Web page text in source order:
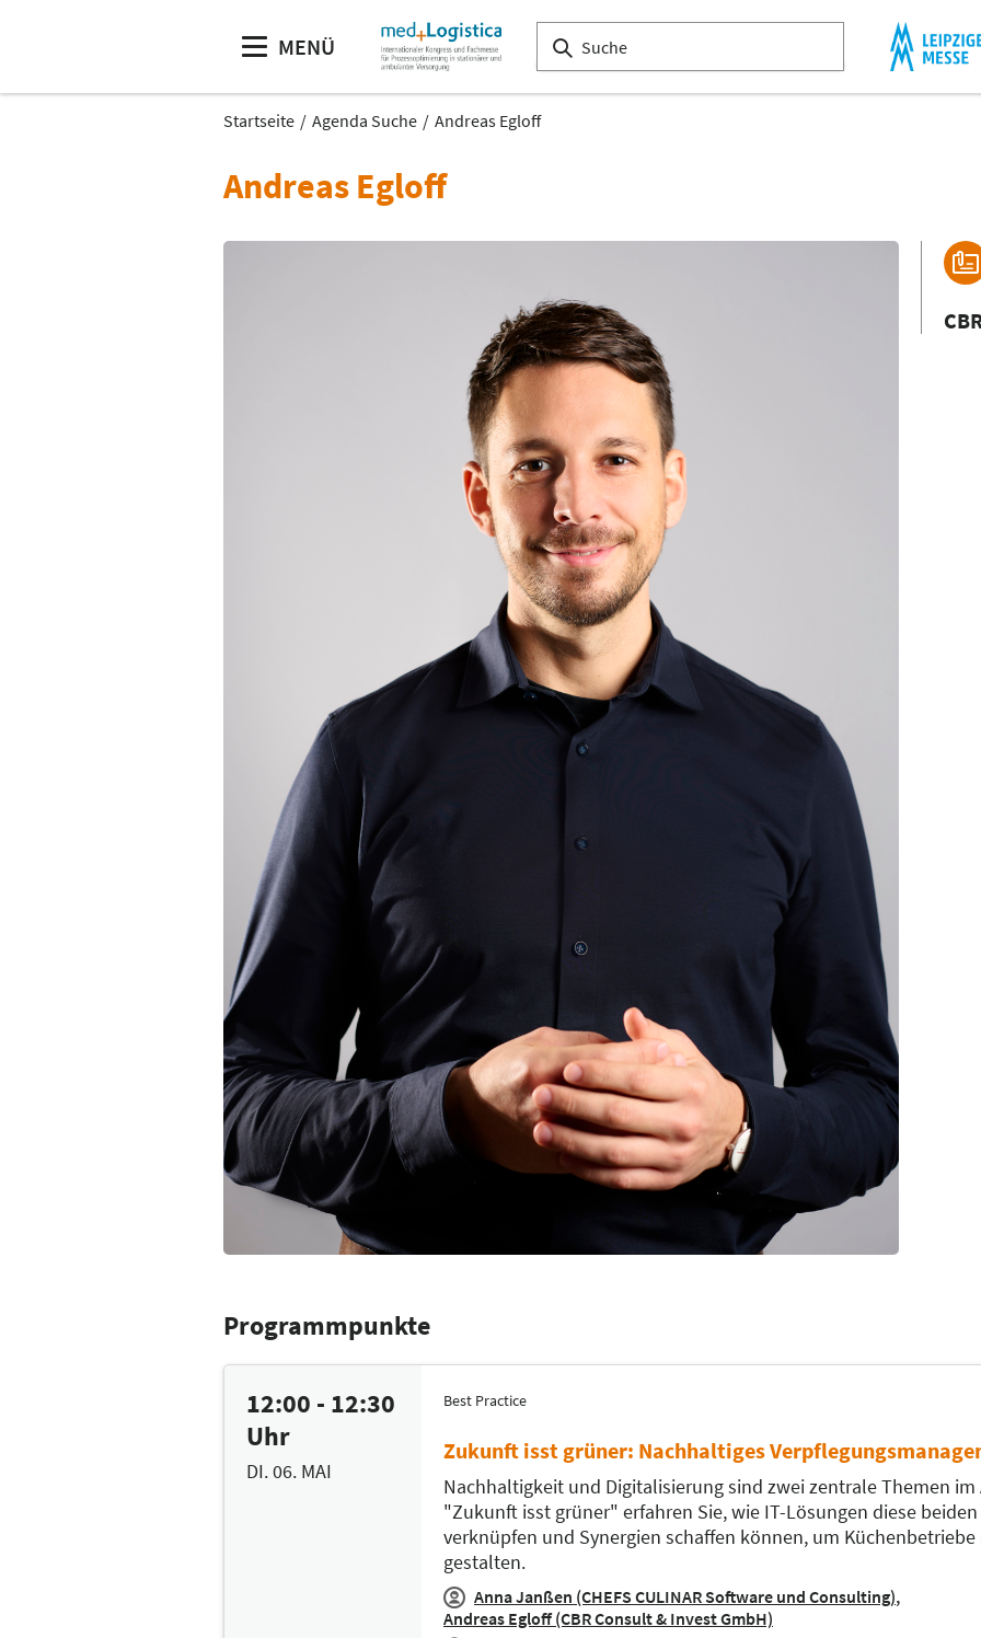
MENÜ
Startseite Agenda Suche Andreas Egloff
Andreas Egloff
Programmpunkte
12:00 - 12:30
Uhr
DI. 06. MAI
Best Practice
Zukunft isst grüner: Nachhaltiges
Nachhaltigkeit und Digitalisierung sind zwei zentrale Themen
"Zukunft isst grüner" erfahren Sie, wie IT-Lösungen diese
verknüpfen und Synergien schaffen können, um
gestalten.
Anna Janßen (CHEFS CULINAR Software und Consulting)
Andreas Egloff (CBR Consult & Invest GmbH)